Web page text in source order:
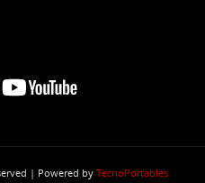
| Powered by TecnoPortables